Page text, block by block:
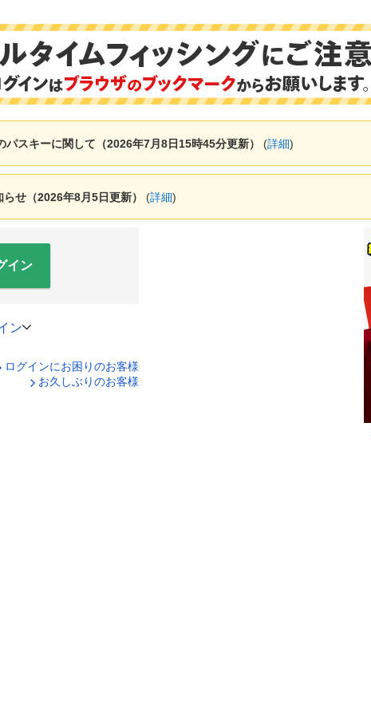
スキーに関して（2026年7月8日15時45分更新） (詳細)
せ（2026年8月5日更新） (詳細)
イン
ン
口座番号でログイン
ログインにお困りのお客様
お久しぶりのお客様